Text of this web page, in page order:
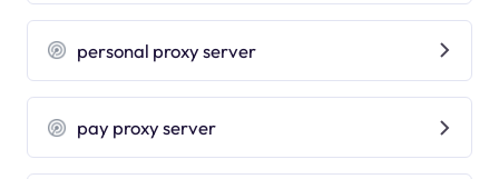
personal proxy server
pay proxy server